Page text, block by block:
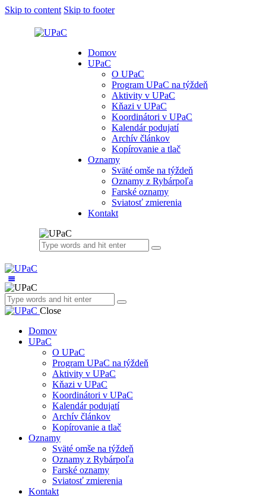
Skip to content Skip to footer
Domov
UPaC
O UPaC
Program UPaC na týždeň
Aktivity v UPaC
Kňazi v UPaC
Koordinátori v UPaC
Kalendár podujatí
Archív článkov
Kopírovanie a tlač
Oznamy
Sväté omše na týždeň
Oznamy z Rybárpoľa
Farské oznamy
Sviatosť zmierenia
Kontakt
Close
Domov
UPaC
O UPaC
Program UPaC na týždeň
Aktivity v UPaC
Kňazi v UPaC
Koordinátori v UPaC
Kalendár podujatí
Archív článkov
Kopírovanie a tlač
Oznamy
Sväté omše na týždeň
Oznamy z Rybárpoľa
Farské oznamy
Sviatosť zmierenia
Kontakt